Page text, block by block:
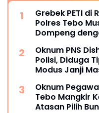
Grebek PETI di
Polres Tebo
Dompeng
Oknum PNS
Polisi, Diduga
Modus Janji
Oknum
Tebo Mangkir
Atasan Pilih